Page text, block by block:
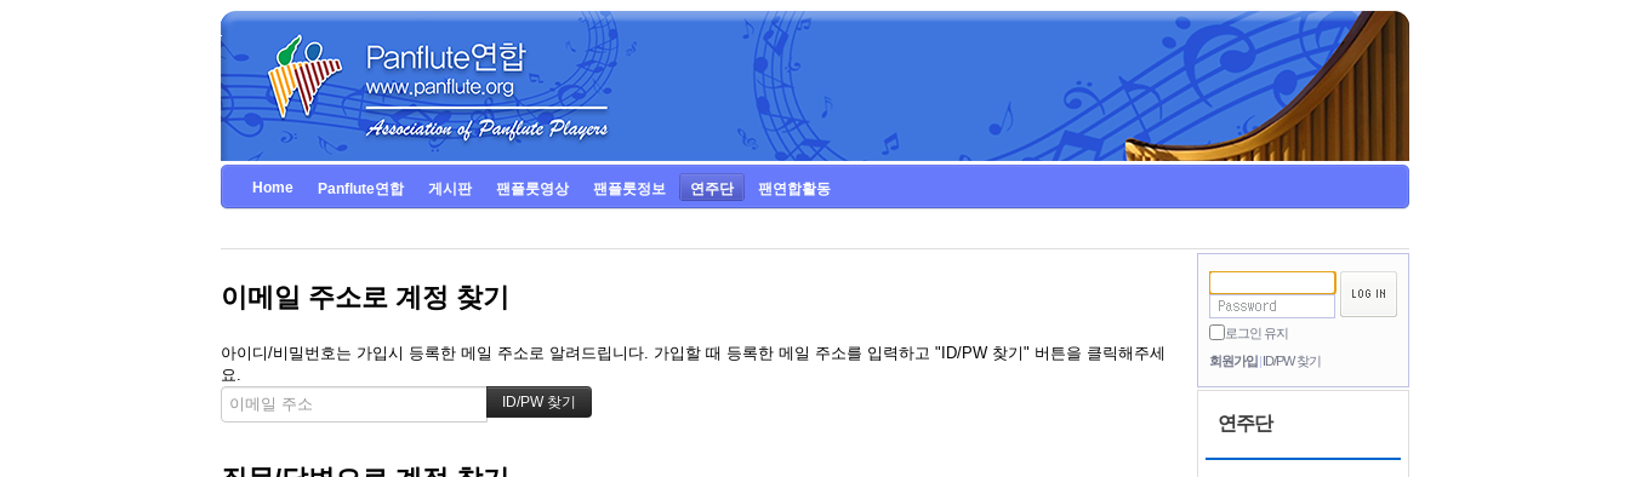
Home Panflute연합 게시판 팬플룻영상 팬플룻정보 연주단 팬연합활동
로그인 유지
회원가입 ID/PW 찾기
연주단
이메일 주소로 계정 찾기
아이디/비밀번호는 가입시 등록한 메일 주소로 알려드립니다. 가입할 때 등록한 메일 주소를 입력하고 "ID/PW 찾기" 버튼을 클릭해주세
요.